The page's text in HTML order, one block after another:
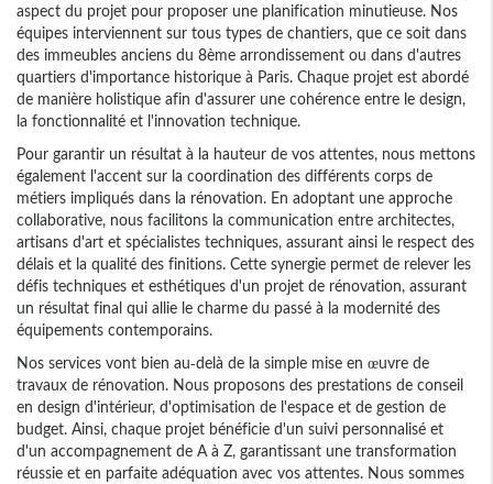
aspect du projet pour proposer une planification minutieuse. Nos
équipes interviennent sur tous types de chantiers, que ce soit dans
des immeubles anciens du 8ème arrondissement ou dans d'autres
quartiers d'importance historique à Paris. Chaque projet est abordé
de manière holistique afin d'assurer une cohérence entre le design,
la fonctionnalité et l'innovation technique.
Pour garantir un résultat à la hauteur de vos attentes, nous mettons
également l'accent sur la coordination des différents corps de
métiers impliqués dans la rénovation. En adoptant une approche
collaborative, nous facilitons la communication entre architectes,
artisans d'art et spécialistes techniques, assurant ainsi le respect des
délais et la qualité des finitions. Cette synergie permet de relever les
défis techniques et esthétiques d'un projet de rénovation, assurant
un résultat final qui allie le charme du passé à la modernité des
équipements contemporains.
Nos services vont bien au-delà de la simple mise en œuvre de
travaux de rénovation. Nous proposons des prestations de conseil
en design d'intérieur, d'optimisation de l'espace et de gestion de
budget. Ainsi, chaque projet bénéficie d'un suivi personnalisé et
d'un accompagnement de A à Z, garantissant une transformation
réussie et en parfaite adéquation avec vos attentes. Nous sommes